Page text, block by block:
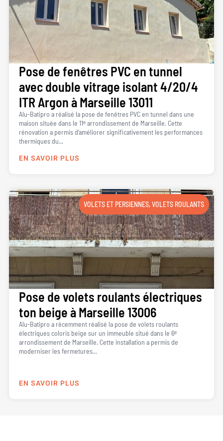
Pose de fenêtres PVC en tunnel
avec double vitrage isolant 4/20/4
ITR Argon à Marseille 13011
Alu-Batipro a réalisé la pose de fenêtres PVC en tunnel dans une
maison située dans le 11ᵉ arrondissement de Marseille. Cette
rénovation a permis d’améliorer significativement les performances
thermiques du...
EN SAVOIR PLUS
VOLETS ET PERSIENNES,VOLETS ROULANTS
Pose de volets roulants électriques
ton beige à Marseille 13006
Alu-Batipro a récemment réalisé la pose de volets roulants
électriques coloris beige sur un immeuble situé dans le 6ᵉ
arrondissement de Marseille. Cette installation a permis de
moderniser les fermetures...
EN SAVOIR PLUS